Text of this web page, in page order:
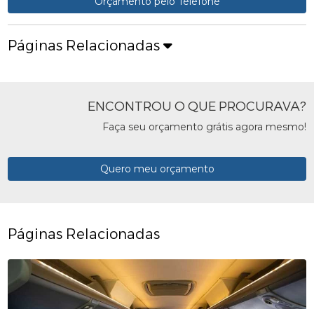
Páginas Relacionadas
ENCONTROU O QUE PROCURAVA?
Faça seu orçamento grátis agora mesmo!
Quero meu orçamento
Páginas Relacionadas